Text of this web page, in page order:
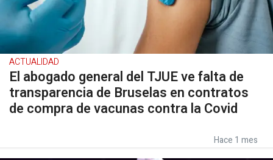
ACTUALIDAD
El abogado general del TJUE ve falta de
transparencia de Bruselas en contratos
de compra de vacunas contra la Covid
Hace 1 mes